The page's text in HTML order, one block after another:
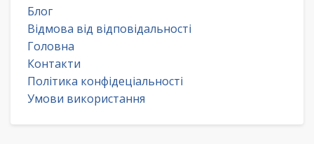
Блог
Відмова від відповідальності
Головна
Контакти
Політика конфідеціальності
Умови використання